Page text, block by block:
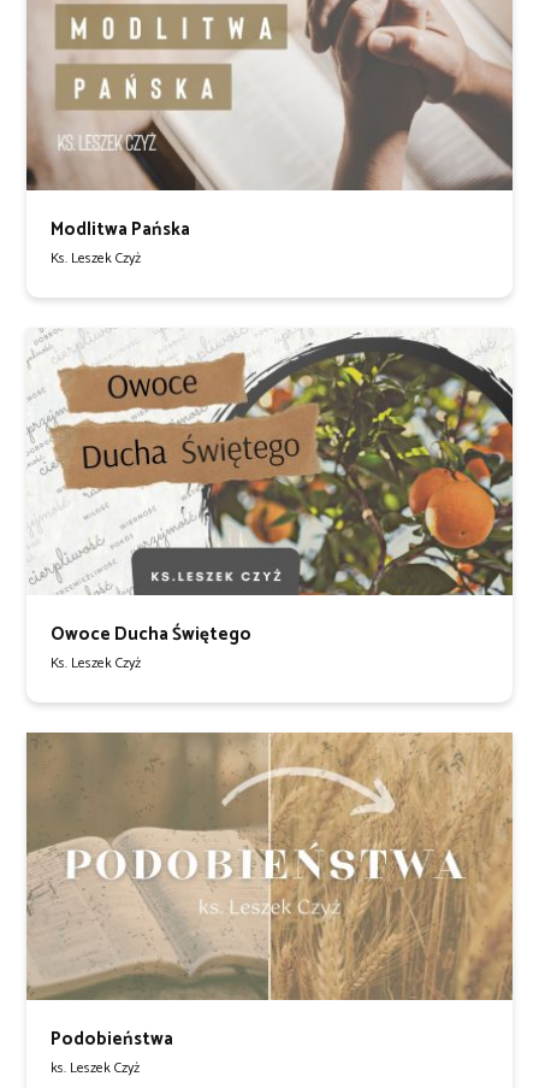
Modlitwa Pańska
Ks. Leszek Czyż
Owoce Ducha Świętego
Ks. Leszek Czyż
Podobieństwa
ks. Leszek Czyż